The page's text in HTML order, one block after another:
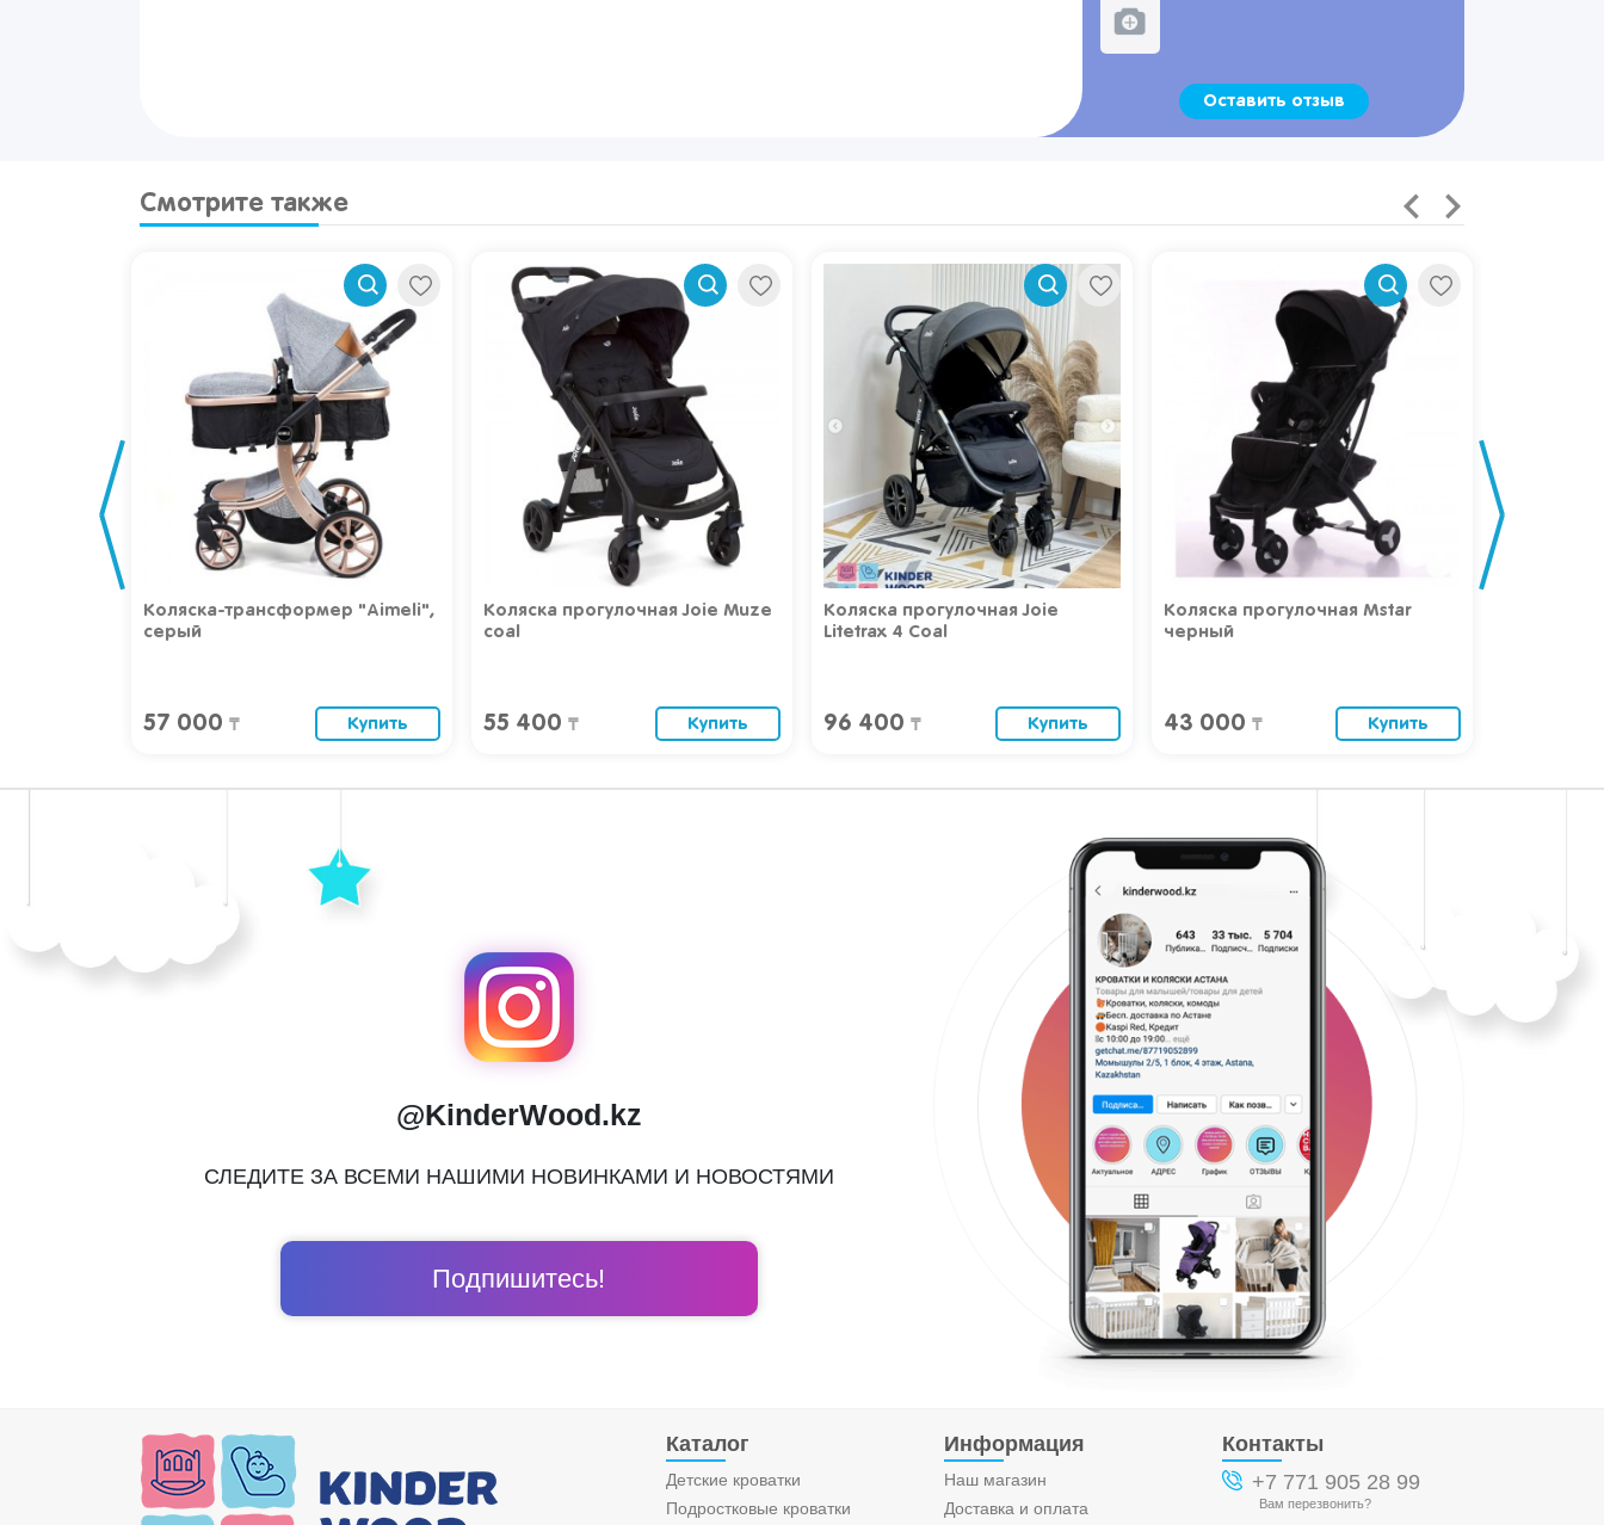
Оставить отзыв
Смотрите также
Коляска прогулочная Joie Muze
coal
55 400 ₸ Купить
Коляска прогулочная Joie
Litetrax 4 Coal
96 400₸ Купить
Коляска прогулочная Mstar
черный
43 000₸ Купить
Коляска прогулочная Joie Muze
laurel
55 400 ₸ Купить
@KinderWood.kz
СЛЕДИТЕ ЗА ВСЕМИ НАШИМИ НОВИНКАМИ И НОВОСТЯМИ
Подпишитесь!
Каталог
Детские кроватки
Подростковые кроватки
Информация
Наш магазин
Доставка и оплата
Контакты
+7 771 905 28 99
Вам перезвонить?